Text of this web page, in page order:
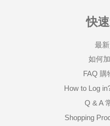
快
最
如何
FAQ 購
How to Log
Q & A
Shopping